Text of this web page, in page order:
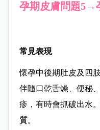
孕期皮膚問題5→
常見表現
懷孕中後期肚皮及四
伴隨口乾舌燥、便秘
疹，有時會抓破出水
質。